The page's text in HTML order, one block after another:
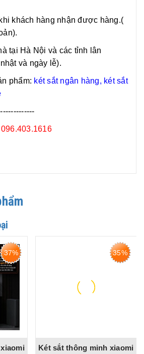
khách hàng nhận được hàng.(
tại Hà Nội và các tỉnh lân
và ngày lễ).
phẩm: két sắt ngân hàng, két sắt
minh xiaomi
Két sắt bofa bf-v-